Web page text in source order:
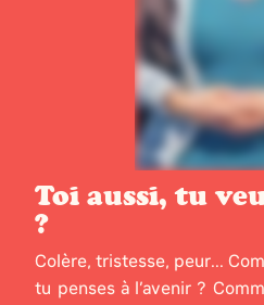
Toi aussi, tu
?
Colère, tristesse, peur...
tu penses à l’avenir ?